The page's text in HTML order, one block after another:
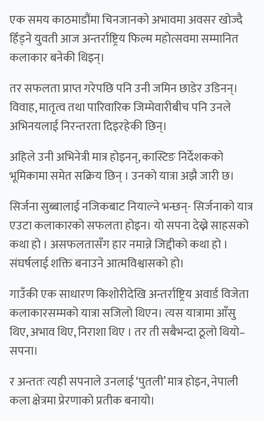
एक समय काठमाडौंमा चिनजानको अभावमा अवसर खोज्दै
हिँड्ने युवती आज अन्तर्राष्ट्रिय फिल्म महोत्सवमा सम्मानित
कलाकार बनेकी थिइन्।
तर सफलता प्राप्त गरेपछि पनि उनी जमिन छाडेर उडिनन्।
विवाह, मातृत्व तथा पारिवारिक जिम्मेवारीबीच पनि उनले
अभिनयलाई निरन्तरता दिइरहेकी छिन्।
अहिले उनी अभिनेत्री मात्र होइनन्, कास्टिङ निर्देशकको
भूमिकामा समेत सक्रिय छिन् । उनको यात्रा अझै जारी छ।
सिर्जना सुब्बालाई नजिकबाट नियाल्ने भन्छन्- सिर्जनाको यात्र
एउटा कलाकारको सफलता होइन। यो सपना देख्ने साहसको
कथा हो । असफलतासँग हार नमान्ने जिद्दीको कथा हो ।
संघर्षलाई शक्ति बनाउने आत्मविश्वासको हो।
गाउँकी एक साधारण किशोरीदेखि अन्तर्राष्ट्रिय अवार्ड विजेता
कलाकारसम्मको यात्रा सजिलो थिएन। त्यस यात्रामा आँसु
थिए, अभाव थिए, निराशा थिए । तर ती सबैभन्दा ठूलो थियो–
सपना।
र अन्ततः त्यही सपनाले उनलाई ‘पुतली’ मात्र होइन, नेपाली
कला क्षेत्रमा प्रेरणाको प्रतीक बनायो।